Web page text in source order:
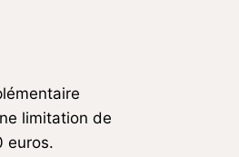
limitation de
euros.